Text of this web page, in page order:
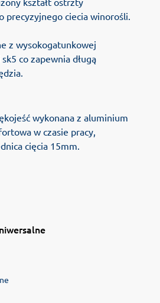
precyzyjnego ciecia winorośli.
z wysokogatunkowej
co zapewnia długą
wykonana z aluminium
w czasie pracy,
cięcia 15mm.